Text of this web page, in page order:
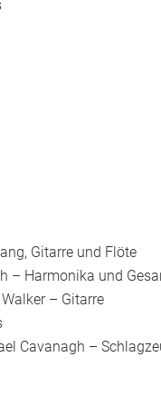
Gitarre und Flöte
– Harmonika und
– Gitarre
Cavanagh –